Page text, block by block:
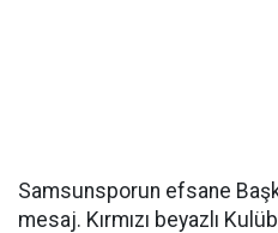
Samsunsporun efsane
mesaj. Kırmızı beyazlı